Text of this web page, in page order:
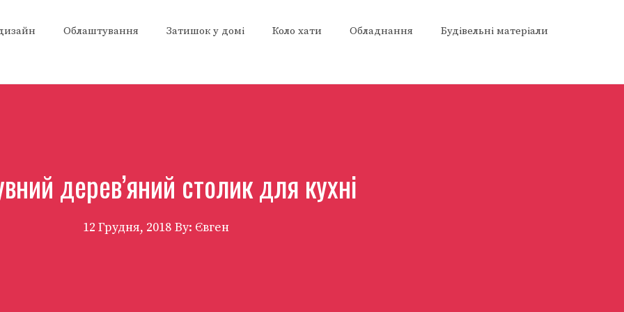
Облаштування Затишок у домі Коло хати Обладнання Будівельні матеріали
дерев’яний столик для кухні
12 Грудня, 2018 By: Євген